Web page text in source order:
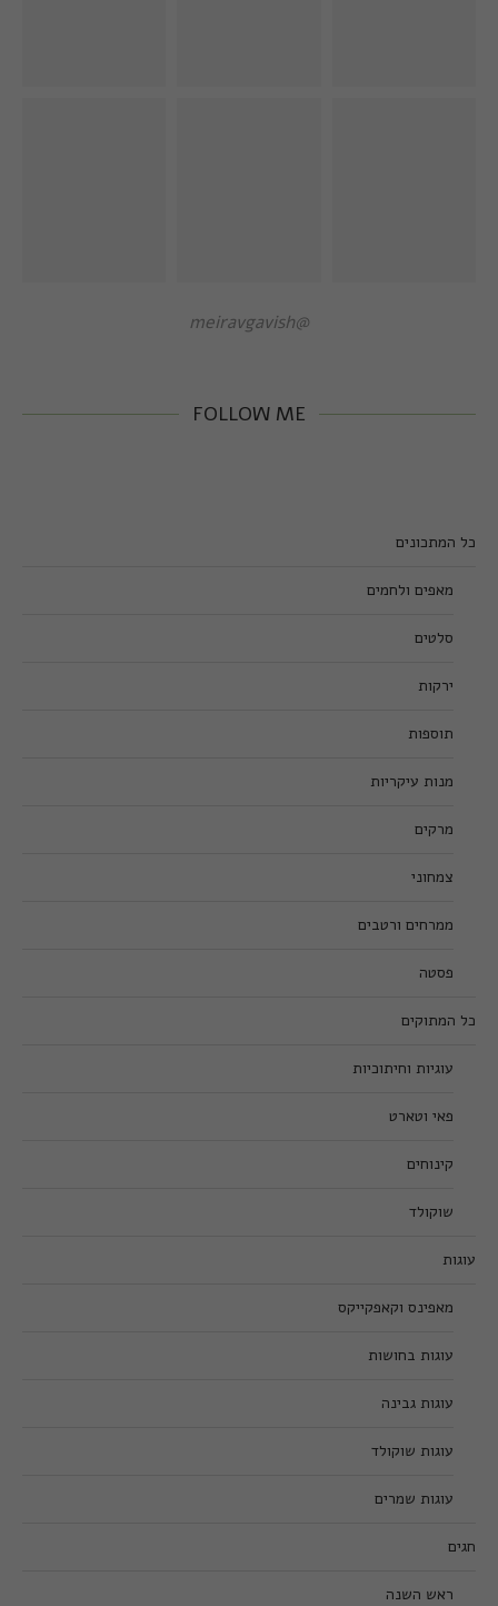
@meiravgavish
FOLLOW ME
כל המתכונים
מאפים ולחמים
סלטים
ירקות
תוספות
מנות עיקריות
מרקים
צמחוני
ממרחים ורטבים
פסטה
כל המתוקים
עוגיות וחיתוכיות
פאי וטארט
קינוחים
שוקולד
עוגות
מאפינס וקאפקייקס
עוגות בחושות
עוגות גבינה
עוגות שוקולד
עוגות שמרים
חגים
ראש השנה